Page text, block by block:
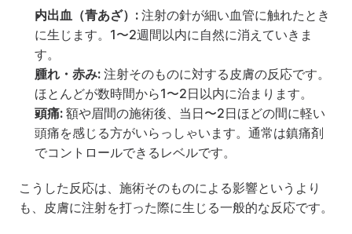
内出血（青あざ）: 注射の針が細い血管に触れたとき
に生じます。1〜2週間以内に自然に消えていきま
す。
腫れ・赤み: 注射そのものに対する皮膚の反応です。
ほとんどが数時間から1〜2日以内に治まります。
頭痛: 額や眉間の施術後、当日〜2日ほどの間に軽い
頭痛を感じる方がいらっしゃいます。通常は鎮痛剤
でコントロールできるレベルです。
こうした反応は、施術そのものによる影響というより
も、皮膚に注射を打った際に生じる一般的な反応です。